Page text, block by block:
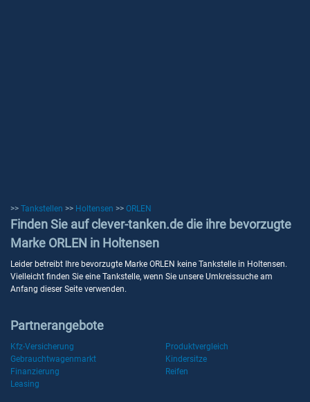
>> Tankstellen >> Holtensen >> ORLEN
Finden Sie auf clever-tanken.de die ihre bevorzugte
Marke ORLEN in Holtensen
Leider betreibt Ihre bevorzugte Marke ORLEN keine Tankstelle in Holtensen.
Vielleicht finden Sie eine Tankstelle, wenn Sie unsere Umkreissuche am
Anfang dieser Seite verwenden.
Partnerangebote
Kfz-Versicherung
Produktvergleich
Gebrauchtwagenmarkt
Kindersitze
Finanzierung
Reifen
Leasing